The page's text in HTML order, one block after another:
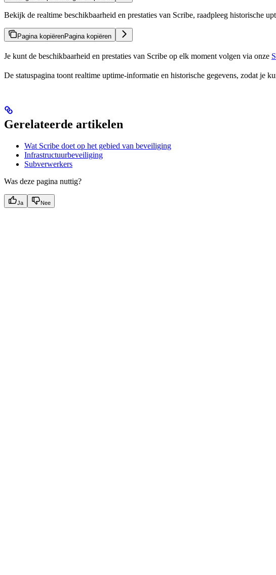
Bekijk de realtime beschikbaarheid en prestaties van Scribe, raadpleeg historische
Pagina kopiërenPagina kopiëren
Je kunt de beschikbaarheid en prestaties van Scribe op elk moment volgen via onze
De statuspagina toont realtime uptime-informatie en historische gegevens, zodat je
Gerelateerde artikelen
Wat Scribe doet op het gebied van beveiliging
Infrastructuurbeveiliging
Subverwerkers
Was deze pagina nuttig?
Ja Nee